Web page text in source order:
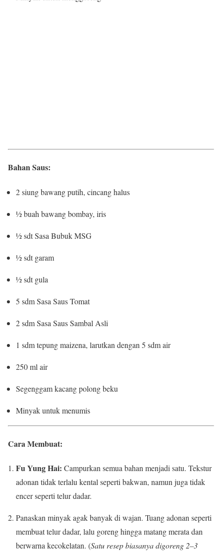
Bahan Saus:
2 siung bawang putih, cincang halus
½ buah bawang bombay, iris
½ sdt Sasa Bubuk MSG
½ sdt garam
½ sdt gula
5 sdm Sasa Saus Tomat
2 sdm Sasa Saus Sambal Asli
1 sdm tepung maizena, larutkan dengan 5 sdm air
250 ml air
Segenggam kacang polong beku
Minyak untuk menumis
Cara Membuat:
Fu Yung Hai: Campurkan semua bahan menjadi satu. Tekstur
adonan tidak terlalu kental seperti bakwan, namun juga tidak
encer seperti telur dadar.
Panaskan minyak agak banyak di wajan. Tuang adonan seperti
membuat telur dadar, lalu goreng hingga matang merata dan
berwarna kecokelatan. (Satu resep biasanya digoreng 2–3